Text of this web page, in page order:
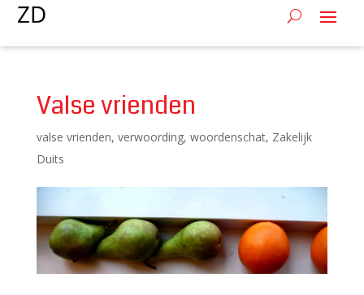
Valse vrienden
valse vrienden, verwoording, woordenschat, Zakelijk
Duits